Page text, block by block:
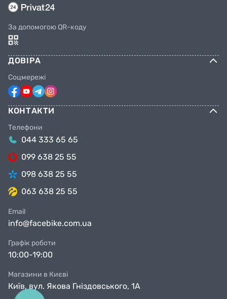
За допомогою QR-коду
ДОВІРА
Соцмережі
КОНТАКТИ
Телефони
044 333 65 65
099 638 25 55
098 638 25 55
063 638 25 55
Email
info@facebike.com.ua
Графік роботи
10:00-19:00
Магазини в Києві
Київ, вул. Якова Гніздовського, 1А